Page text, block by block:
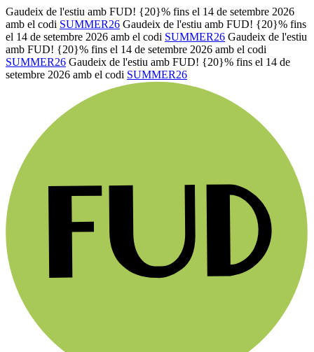
Gaudeix de l'estiu amb FUD! {20}% fins el 14 de setembre 2026
amb el codi SUMMER26 Gaudeix de l'estiu amb FUD! {20}% fins
el 14 de setembre 2026 amb el codi SUMMER26 Gaudeix de l'estiu
amb FUD! {20}% fins el 14 de setembre 2026 amb el codi
SUMMER26 Gaudeix de l'estiu amb FUD! {20}% fins el 14 de
setembre 2026 amb el codi SUMMER26